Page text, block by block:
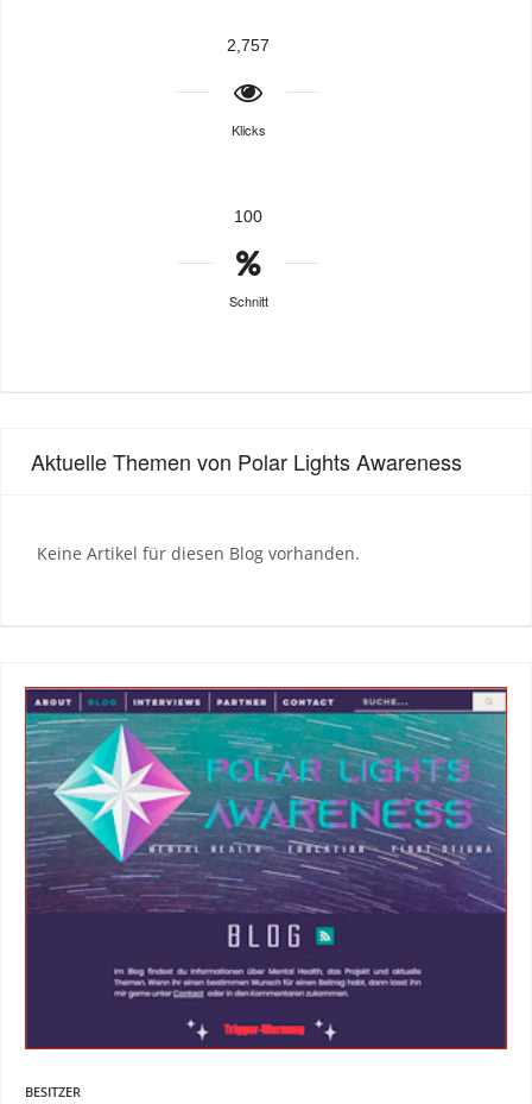
2,757
Klicks
100
Schnitt
Aktuelle Themen von Polar Lights Awareness
Keine Artikel für diesen Blog vorhanden.
BESITZER